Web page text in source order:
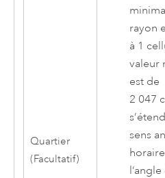
Quartier
(Facultatif)
rayon
à 1
valeur
est de
2 047
sens